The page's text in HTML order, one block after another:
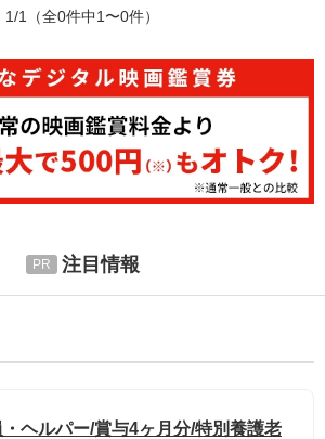
1/1 （全0件中1〜0件）
注目情報
ヘルパー/賞与4ヶ月分/特別養護老